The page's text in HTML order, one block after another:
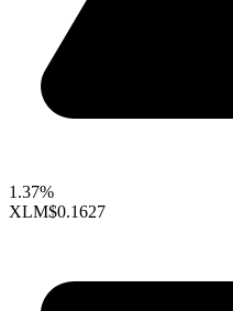
1.37%
XLM$0.1627